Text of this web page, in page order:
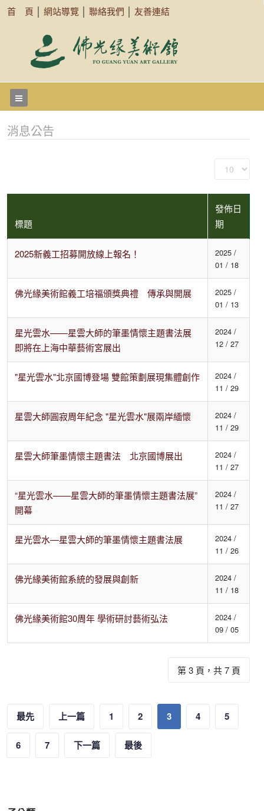
首 頁 網站導覽 聯絡我們 友善連結
消息公告
示
數
目
標題
發佈日
期
2025新義工招募開放線上報名！
2025 /
01 / 18
佛光緣美術館義工培福頒獎典禮 傳承與開展
2025 /
01 / 13
星光雲水——星雲大師的筆墨情懷主題書法展
即將在上海中華藝術宮展出
2024 /
12 / 27
"星光雲水"北京國博登場 雙館策劃展現集體創作
2024 /
11 / 29
星雲大師圓寂周年紀念 "星光雲水"展兩岸緬懷
2024 /
11 / 29
星雲大師筆墨情懷主題書法 北京國博展出
2024 /
11 / 27
“星光雲水——星雲大師的筆墨情懷主題書法展”
開幕
2024 /
11 / 27
星光雲水—星雲大師的筆墨情懷主題書法展
2024 /
11 / 26
佛光緣美術館系統的發展與創新
2024 /
11 / 18
佛光緣美術館30周年 學術研討藝術弘法
2024 /
09 / 05
第 3 頁，共 7 頁
最先 上一篇 1 2 3 4 5
6 7 下一篇 最後